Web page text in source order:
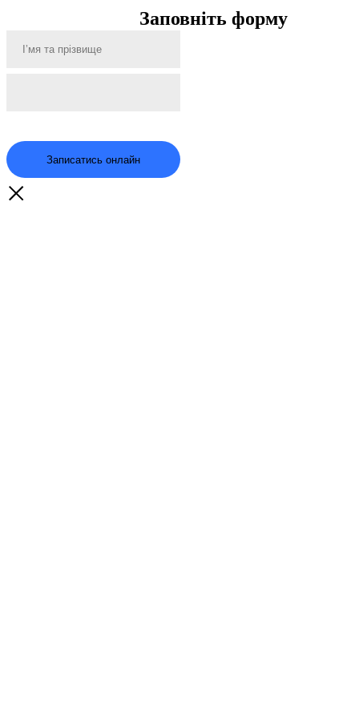
Заповніть форму
Записатись онлайн